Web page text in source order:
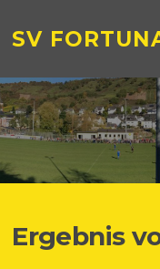
Inhalt
springen
SV
Ergebnis